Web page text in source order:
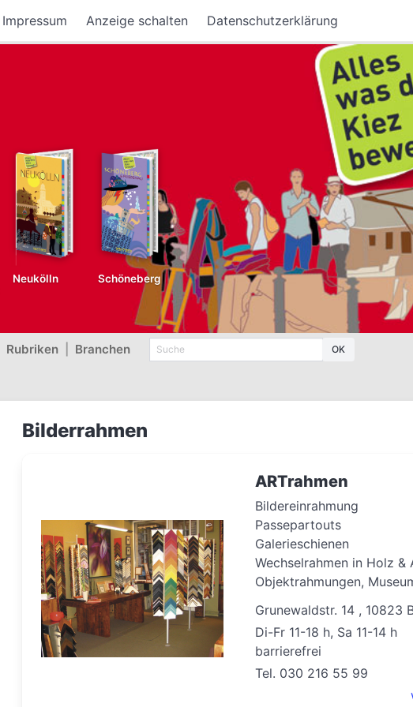
Impressum Anzeige schalten Datenschutzerklärung
Neukölln Schöneberg
Rubriken Branchen OK
Bilderrahmen
ARTrahmen
Bildereinrahmung
Passepartouts
Galerieschienen
Wechselrahmen in Holz &
Objektrahmungen,
Grunewaldstr. 14 , 10823
Di-Fr 11-18 h, Sa 11-14 h
barrierefrei
Tel. 030 216 55 99